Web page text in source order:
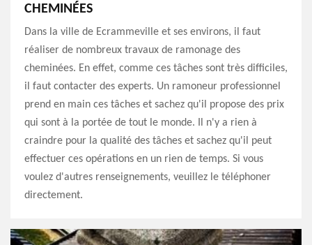
CHEMINÉES
Dans la ville de Ecrammeville et ses environs, il faut
réaliser de nombreux travaux de ramonage des
cheminées. En effet, comme ces tâches sont très difficiles,
il faut contacter des experts. Un ramoneur professionnel
prend en main ces tâches et sachez qu'il propose des prix
qui sont à la portée de tout le monde. Il n'y a rien à
craindre pour la qualité des tâches et sachez qu'il peut
effectuer ces opérations en un rien de temps. Si vous
voulez d'autres renseignements, veuillez le téléphoner
directement.